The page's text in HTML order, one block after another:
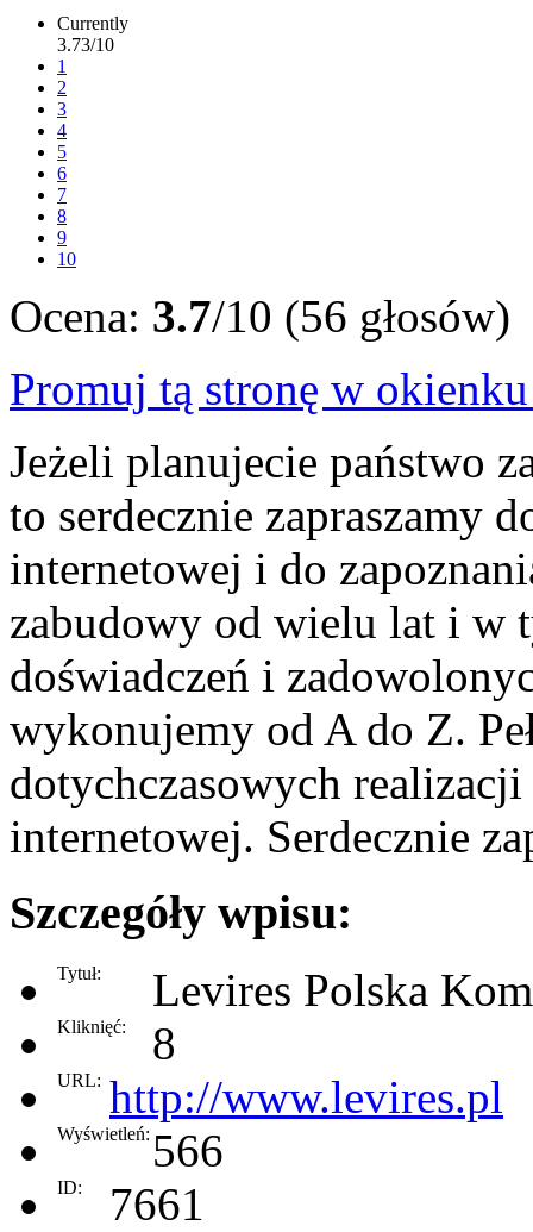
Currently
3.73/10
1
2
3
4
5
6
7
8
9
10
Ocena: 3.7/10 (56 głosów)
Promuj tą stronę w
Jeżeli planujecie państwo
to serdecznie zapraszamy
internetowej i do
zabudowy od wielu lat i w
doświadczeń i
wykonujemy od A do Z.
dotychczasowych
internetowej. Serdecznie
Szczegóły wpisu:
Tytuł: Levires Polska
Kliknięć: 8
URL: http://www.levires.pl
Wyświetleń: 566
ID: 7661